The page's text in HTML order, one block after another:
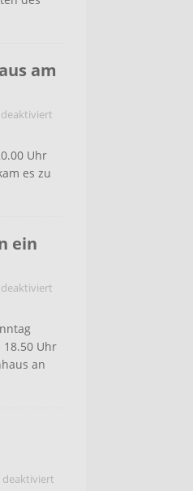
am
Uhr
es zu
ein
18.50 Uhr
an